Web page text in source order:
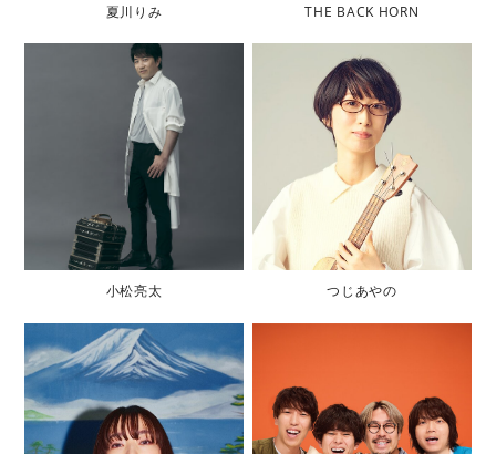
夏川りみ THE BACK HORN
小松亮太 つじあやの